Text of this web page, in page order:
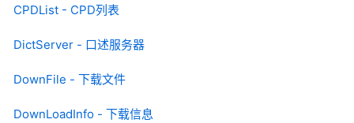
CPDList - CPD列表
DictServer - 口述服务器
DownFile - 下载文件
DownLoadInfo - 下载信息